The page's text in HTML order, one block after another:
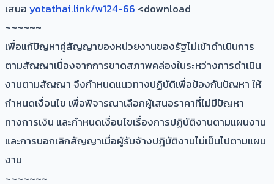
เสนอyotathai.link/w124-66 <download
~~~~~~
เพื่อแก้ปัญหาคู่สัญญาของหน่วยงานของรัฐไม่เข้าดำเนินการ
ตามสัญญาเนื่องจากการขาดสภาพคล่องในระหว่างการดำเนิน
งานตามสัญญา จึงกำหนดแนวทางปฏิบัติเพื่อป้องกันปัญหา ให้
กำหนดเงื่อนไข เพื่อพิจารณาเลือกผู้เสนอราคาที่ไม่มีปัญหา
ทางการเงิน และกำหนดเงื่อนไขเรื่องการปฏิบัติงานตามแผนงาน
และการบอกเลิกสัญญาเมื่อผู้รับจ้างปฎิบัติงานไม่เป็นไปตามแผน
งาน
~~~~~~~